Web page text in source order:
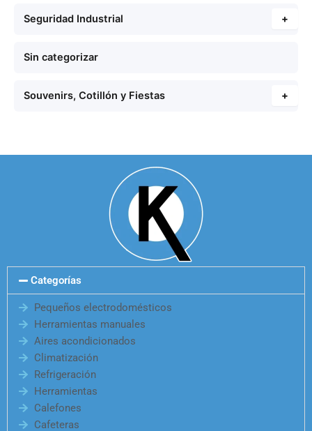
Seguridad Industrial +
Sin categorizar
Souvenirs, Cotillón y Fiestas +
Categorías
Pequeños electrodomésticos
Herramientas manuales
Aires acondicionados
Climatización
Refrigeración
Herramientas
Calefones
Cafeteras